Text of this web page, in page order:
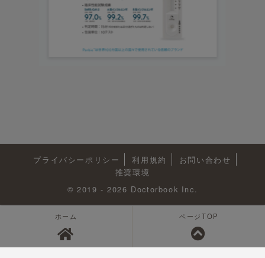
プライバシーポリシー 利用規約
お問い合わせ
推奨環境
© 2019 - 2026 Doctorbook Inc.
ホーム ページTOP